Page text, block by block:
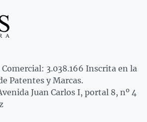
3.038.166 Inscrita en la
Patentes y Marcas.
Juan Carlos I, portal 8, nº 4